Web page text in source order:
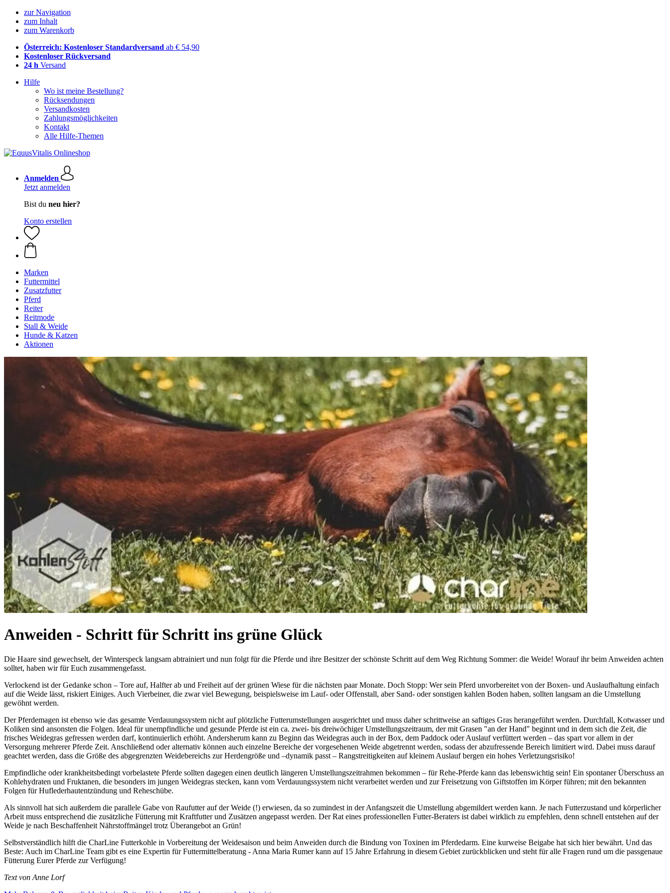
zur Navigation
zum Inhalt
zum Warenkorb
Österreich: Kostenloser Standardversand ab € 54,90
Kostenloser Rückversand
24 h Versand
Hilfe
Wo ist meine Bestellung?
Rücksendungen
Versandkosten
Zahlungsmöglichkeiten
Kontakt
Alle Hilfe-Themen
Anmelden
Jetzt anmelden
Bist du neu hier?
Konto erstellen
Marken
Futtermittel
Zusatzfutter
Pferd
Reiter
Reitmode
Stall & Weide
Hunde & Katzen
Aktionen
Anweiden - Schritt für Schritt ins grüne Glück
Die Haare sind gewechselt, der Winterspeck langsam abtrainiert und nun folgt für die Pferde und ihre Besitzer der schönste Schritt auf dem Weg Richtung Sommer: die Weide! Worauf ihr beim Anweiden achten
solltet, haben wir für Euch zusammengefasst.
Verlockend ist der Gedanke schon – Tore auf, Halfter ab und Freiheit auf der grünen Wiese für die nächsten paar Monate. Doch Stopp: Wer sein Pferd unvorbereitet von der Boxen- und Auslaufhaltung einfach
auf die Weide lässt, riskiert Einiges. Auch Vierbeiner, die zwar viel Bewegung, beispielsweise im Lauf- oder Offenstall, aber Sand- oder sonstigen kahlen Boden haben, sollten langsam an die Umstellung
gewöhnt werden.
Der Pferdemagen ist ebenso wie das gesamte Verdauungssystem nicht auf plötzliche Futterumstellungen ausgerichtet und muss daher schrittweise an saftiges Gras herangeführt werden. Durchfall, Kotwasser und
Koliken sind ansonsten die Folgen. Ideal für unempfindliche und gesunde Pferde ist ein ca. zwei- bis dreiwöchiger Umstellungszeitraum, der mit Grasen "an der Hand" beginnt und in dem sich die Zeit, die
frisches Weidegras gefressen werden darf, kontinuierlich erhöht. Andersherum kann zu Beginn das Weidegras auch in der Box, dem Paddock oder Auslauf verfüttert werden – das spart vor allem in der
Versorgung mehrerer Pferde Zeit. Anschließend oder alternativ können auch einzelne Bereiche der vorgesehenen Weide abgetrennt werden, sodass der abzufressende Bereich limitiert wird. Dabei muss darauf
geachtet werden, dass die Größe des abgegrenzten Weidebereichs zur Herdengröße und –dynamik passt – Rangstreitigkeiten auf kleinem Auslauf bergen ein hohes Verletzungsrisiko!
Empfindliche oder krankheitsbedingt vorbelastete Pferde sollten dagegen einen deutlich längeren Umstellungszeitrahmen bekommen – für Rehe-Pferde kann das lebenswichtig sein! Ein spontaner Überschuss an
Kohlehydraten und Fruktanen, die besonders im jungen Weidegras stecken, kann vom Verdauungssystem nicht verarbeitet werden und zur Freisetzung von Giftstoffen im Körper führen; mit den bekannten
Folgen für Huflederhautentzündung und Reheschübe.
Als sinnvoll hat sich außerdem die parallele Gabe von Raufutter auf der Weide (!) erwiesen, da so zumindest in der Anfangszeit die Umstellung abgemildert werden kann. Je nach Futterzustand und körperlicher
Arbeit muss entsprechend die zusätzliche Fütterung mit Kraftfutter und Zusätzen angepasst werden. Der Rat eines professionellen Futter-Beraters ist dabei wirklich zu empfehlen, denn schnell entstehen auf der
Weide je nach Beschaffenheit Nährstoffmängel trotz Überangebot an Grün!
Selbstverständlich hilft die CharLine Futterkohle in Vorbereitung der Weidesaison und beim Anweiden durch die Bindung von Toxinen im Pferdedarm. Eine kurweise Beigabe hat sich hier bewährt. Und das
Beste: Auch im CharLine Team gibt es eine Expertin für Futtermittelberatung - Anna Maria Rumer kann auf 15 Jahre Erfahrung in diesem Gebiet zurückblicken und steht für alle Fragen rund um die passgenaue
Fütterung Eurer Pferde zur Verfügung!
Text von Anne Lorf